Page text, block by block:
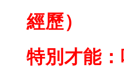
經歷）
特別才能